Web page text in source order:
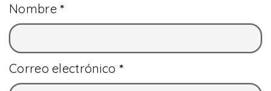
Nombre*
Correo electrónico *